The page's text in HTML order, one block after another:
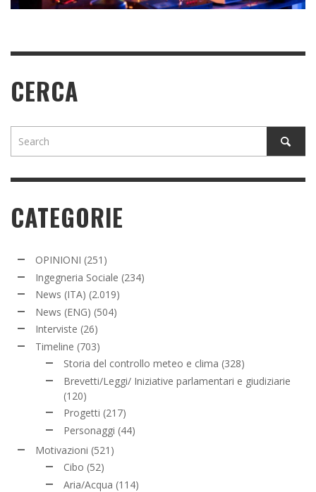
CERCA
CATEGORIE
OPINIONI (251)
Ingegneria Sociale (234)
News (ITA) (2.019)
News (ENG) (504)
Interviste (26)
Timeline (703)
Storia del controllo meteo e clima (328)
Brevetti/Leggi/ Iniziative parlamentari e giudiziarie
(120)
Progetti (217)
Personaggi (44)
Motivazioni (521)
Cibo (52)
Aria/Acqua (114)